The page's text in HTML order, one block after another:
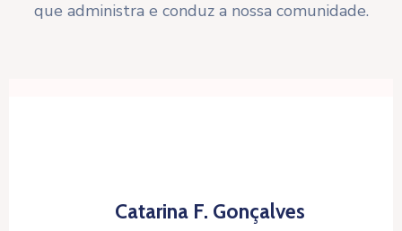
que administra e conduz a nossa comunidade.
Catarina F. Gonçalves